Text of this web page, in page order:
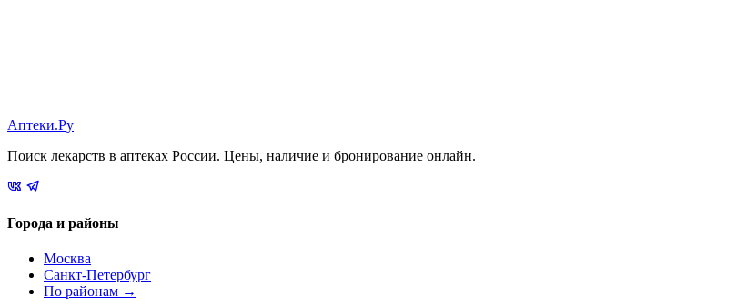
Аптеки.Ру
Поиск лекарств в аптеках России. Цены, наличие и бронирование онлайн.
Города и районы
Москва
Санкт-Петербург
По районам →